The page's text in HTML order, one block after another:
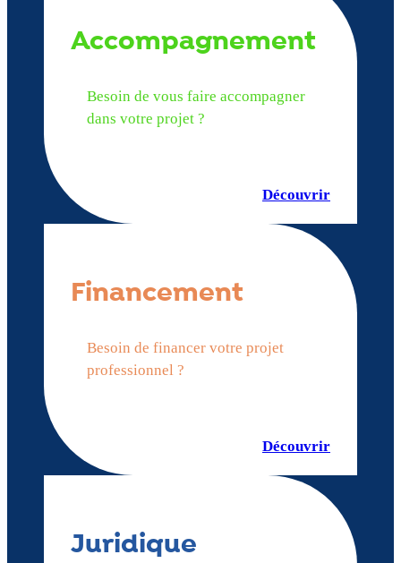
Accompagnement
Besoin de vous faire accompagner
dans votre projet ?
Découvrir
Financement
Besoin de financer votre projet
professionnel ?
Découvrir
Juridique